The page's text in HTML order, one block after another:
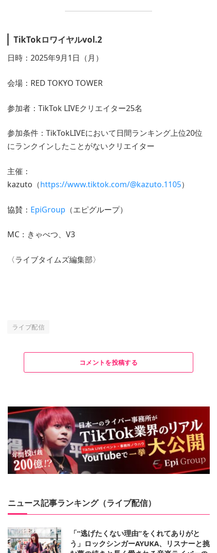
TikTokロワイヤルvol.2
日時：2025年9月1日（月）
会場：RED TOKYO TOWER
参加者：TikTok LIVEクリエイター25名
参加条件：TikTokLIVEにおいて日間ランキング上位20位
にランクインしたことがないクリエイター
主催：
kazuto（https://www.tiktok.com/@kazuto.1105）
協賛： EpiGroup （エピグループ）
MC：きゃべつ、V3
〈ライブタイムズ編集部〉
ライブ配信
コメントを投稿する
ニュース記事ランキング（ライブ配信）
「“逃げたくない理由”をくれてありがと
う」ロックシンガーAYUKA、リスナーと挑